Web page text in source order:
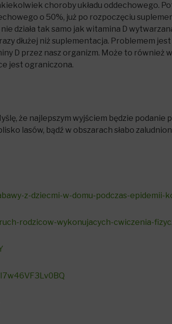
choroby układu oddechowego.
o 50%, już po rozpoczęciu
działa tak samo jak witamina D
dłużej niż suplementacja. Problemem
D przez nasz organizm. Może to również
jest ograniczona.
że najlepszym wyjściem będzie
lasów, bądź w obszarach słabo
z-dziecmi-w-domu-podczas-epidemii-
rodzicow-wykonujacych-cwiczenia-